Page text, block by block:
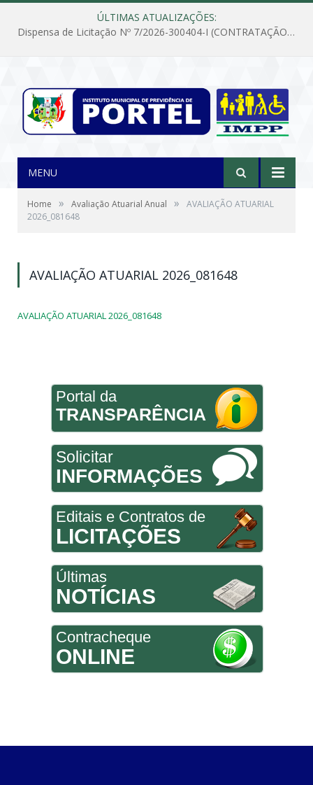
ÚLTIMAS ATUALIZAÇÕES:
Dispensa de Licitação Nº 7/2026-300404-I (CONTRATAÇÃO DE EMPRESA PARA MANUTENÇÃO E REPARAÇÃO DE APARELHOS DE AR CONDICIONADO, EM ATENDIMENTO ÀS NECESSIDADES DO INSTITUTO DE PREVIDÊNCIA MUNICIPAL DE PORTEL/PA)
MENU
Home » Avaliação Atuarial Anual »
AVALIAÇÃO ATUARIAL
2026_081648
AVALIAÇÃO ATUARIAL 2026_081648
AVALIAÇÃO ATUARIAL 2026_081648
Portal da
TRANSPARÊNCIA
Solicitar
INFORMAÇÕES
Editais e Contratos de
LICITAÇÕES
Últimas
NOTÍCIAS
Contracheque
ONLINE